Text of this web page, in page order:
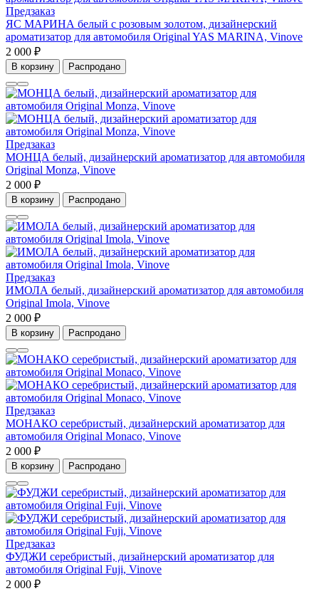
Предзаказ
ЯС МАРИНА белый с розовым золотом, дизайнерский
ароматизатор для автомобиля Original YAS MARINA, Vinove
2 000 ₽
В корзину Распродано
Предзаказ
МОНЦА белый, дизайнерский ароматизатор для автомобиля
Original Monza, Vinove
2 000 ₽
В корзину Распродано
Предзаказ
ИМОЛА белый, дизайнерский ароматизатор для автомобиля
Original Imola, Vinove
2 000 ₽
В корзину Распродано
Предзаказ
МОНАКО серебристый, дизайнерский ароматизатор для
автомобиля Original Monaco, Vinove
2 000 ₽
В корзину Распродано
Предзаказ
ФУДЖИ серебристый, дизайнерский ароматизатор для
автомобиля Original Fuji, Vinove
2 000 ₽